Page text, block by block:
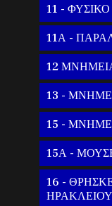
11 -
11Α -
12
13 -
15 -
15Α -
16 -
ΗΡΑΚΛΕΙΟΥ